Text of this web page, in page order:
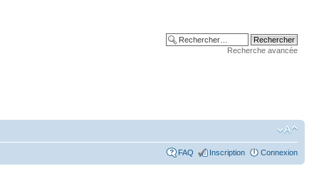
Recherche avancée
FAQ Inscription Connexion